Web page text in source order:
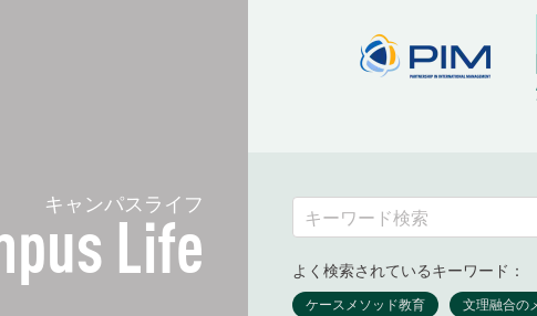
キャンパスライフ
Life よく検索されているキーワード：